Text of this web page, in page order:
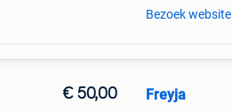
Bezoek website
€ 50,00 Freyja